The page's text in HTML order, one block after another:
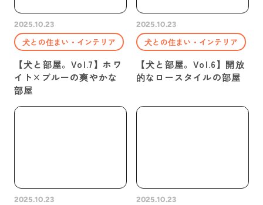
2025.10.23
犬との住まい・インテリア
【犬と部屋。Vol.7】ホワ
イト×ブルーの爽やかな
部屋
2025.10.23
犬との住まい・インテリア
【犬と部屋。Vol.6】開放
的なロースタイルの部屋
2025.10.23 2025.10.23